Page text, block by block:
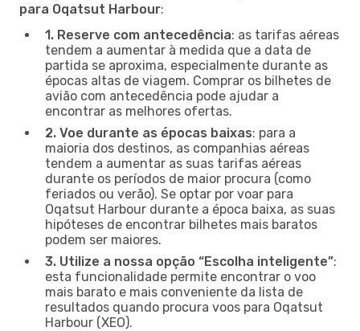
para Oqatsut Harbour:
1. Reserve com antecedência: as tarifas aéreas
tendem a aumentar à medida que a data de
partida se aproxima, especialmente durante as
épocas altas de viagem. Comprar os bilhetes de
avião com antecedência pode ajudar a
encontrar as melhores ofertas.
2. Voe durante as épocas baixas: para a
maioria dos destinos, as companhias aéreas
tendem a aumentar as suas tarifas aéreas
durante os períodos de maior procura (como
feriados ou verão). Se optar por voar para
Oqatsut Harbour durante a época baixa, as suas
hipóteses de encontrar bilhetes mais baratos
podem ser maiores.
3. Utilize a nossa opção “Escolha inteligente”:
esta funcionalidade permite encontrar o voo
mais barato e mais conveniente da lista de
resultados quando procura voos para Oqatsut
Harbour (XEO).